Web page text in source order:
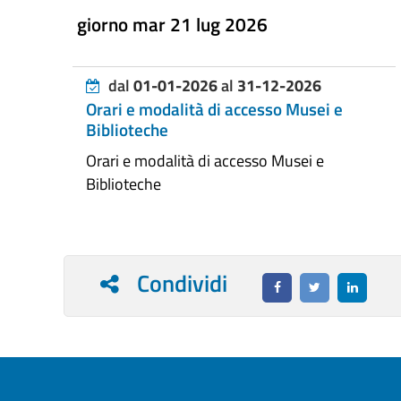
giorno mar 21 lug 2026
dal01-01-2026al 31-12-2026
Orari e modalità di accesso Musei e
Biblioteche
Orari e modalità di accesso Musei e
Biblioteche
Condividi